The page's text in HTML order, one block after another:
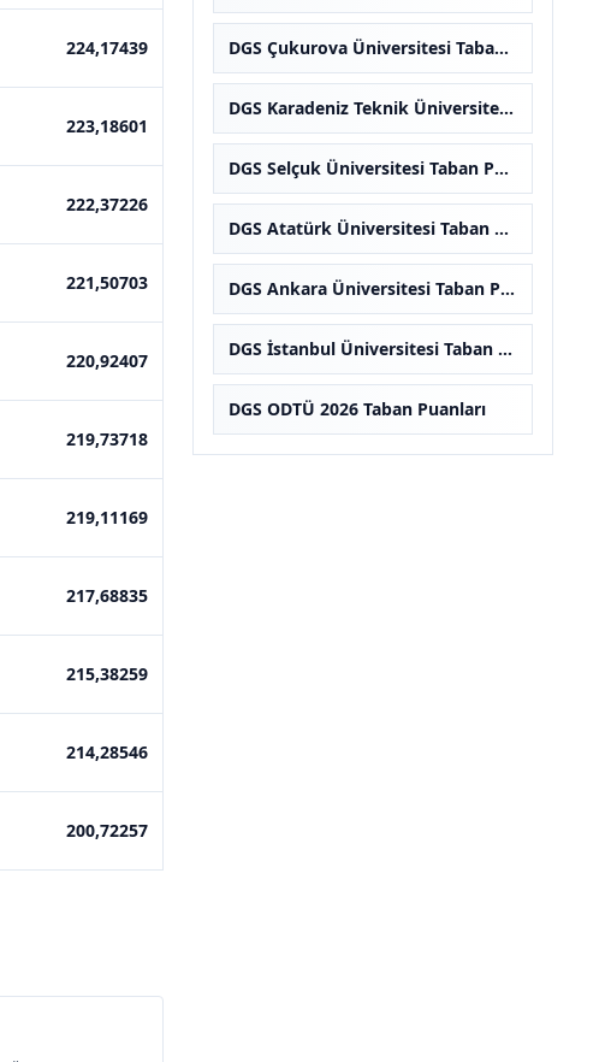
224,17439
223,18601
222,37226
221,50703
220,92407
219,73718
219,11169
217,68835
215,38259
214,28546
200,72257
DGS Çukurova Üniversitesi Taban Puanları
DGS Karadeniz Teknik Üniversitesi Taban Puanları
DGS Selçuk Üniversitesi Taban Puanları
DGS Atatürk Üniversitesi Taban Puanları
DGS Ankara Üniversitesi Taban Puanları
DGS İstanbul Üniversitesi Taban Puanları
DGS ODTÜ 2026 Taban Puanları